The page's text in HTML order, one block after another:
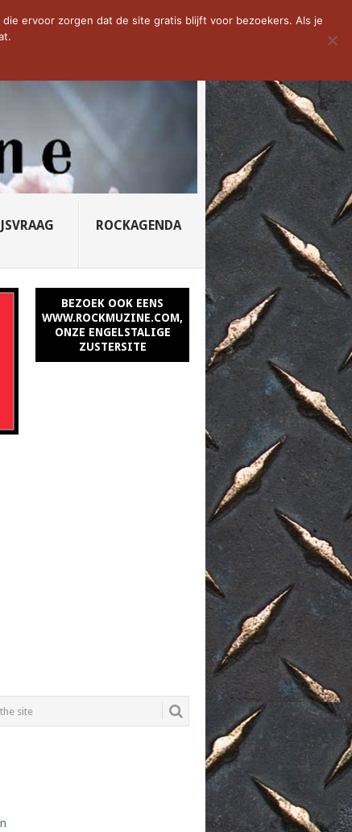
VAN DE WEEK: SLEEPING...
ROCKAGENDA
BEZOEK OOK EENS
WWW.ROCKMUZINE.COM,
ONZE ENGELSTALIGE
ZUSTERSITE
ervoor zorgen dat de site gratis blijft voor bezoekers. Als je